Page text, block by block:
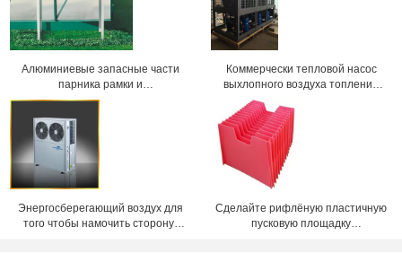
Алюминиевые запасные части
парника рамки и
вспомогательное оборудование,
этап сада с одиночным ярусом
Коммерчески тепловой насос
выхлопного воздуха топления
воды с компрессором переченя
Copeland
Энергосберегающий воздух для
того чтобы намочить сторону/
Сделайте рифлёную пластичную
пусковую площадку